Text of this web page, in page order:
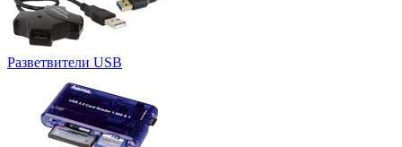
Разветвители USB